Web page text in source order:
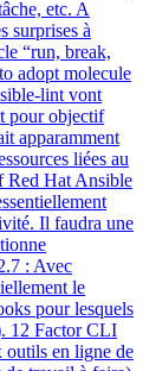
etc. A
surprises à
“run, break,
adopt molecule
lint vont
pour objectif
apparamment
liées au
Red Hat Ansible
Il faudra une
: Avec
le
pour lesquels
12 Factor CLI
outils en ligne de